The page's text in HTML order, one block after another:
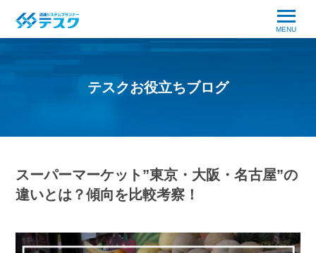
MENU
テスクお役立ちブログ
スーパーマーケット”東京・大阪・名古屋”の
違いとは？傾向を比較考察！